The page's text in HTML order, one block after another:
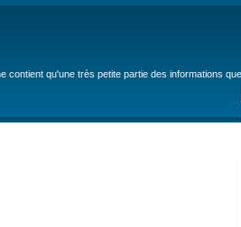
qu'une très petite partie des informations